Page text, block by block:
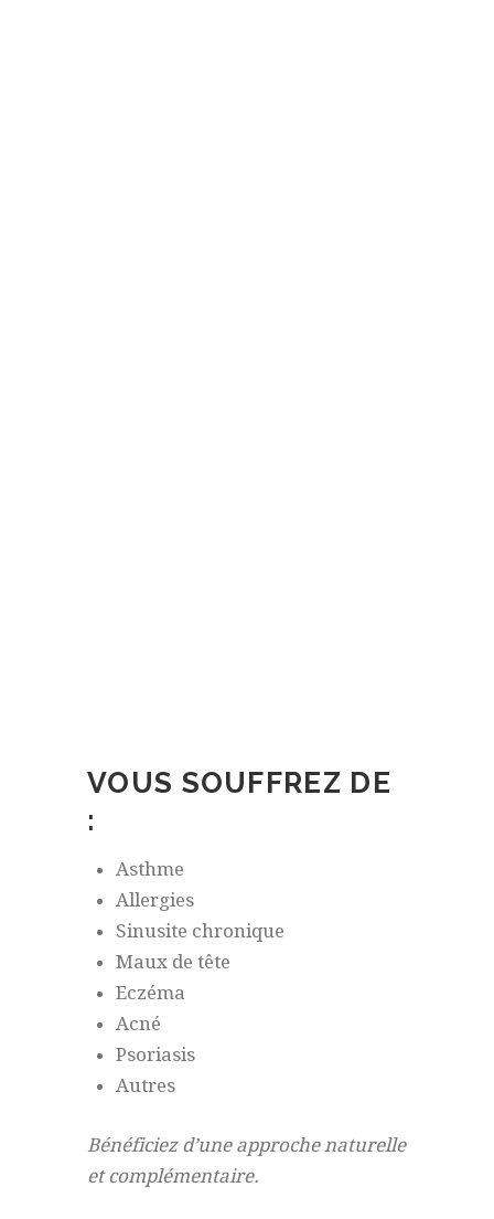
VOUS SOUFFREZ DE
:
Asthme
Allergies
Sinusite chronique
Maux de tête
Eczéma
Acné
Psoriasis
Autres
Bénéficiez d’une approche naturelle
et complémentaire.